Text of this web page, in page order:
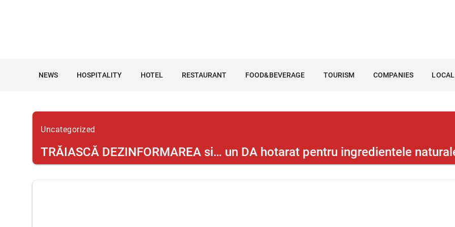
NEWS HOSPITALITY HOTEL RESTAURANT FOOD&BEVERAGE TOURISM COMPANIES
Uncategorized
TRĂIASCĂ DEZINFORMAREA si… un DA hotarat pentru ingredientele